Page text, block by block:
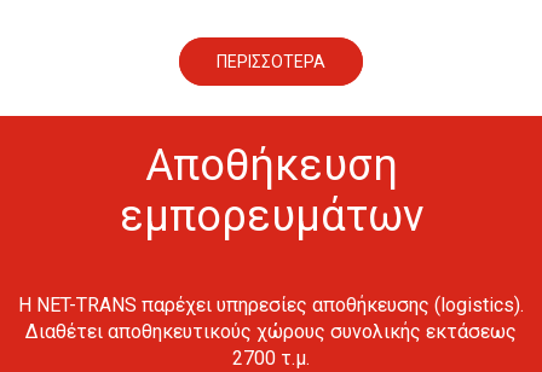
ΠΕΡΙΣΣΟΤΕΡΑ
Αποθήκευση
εμπορευμάτων
Η NET-TRANS παρέχει υπηρεσίες αποθήκευσης (logistics).
Διαθέτει αποθηκευτικούς χώρους συνολικής εκτάσεως
2700 τ.μ.